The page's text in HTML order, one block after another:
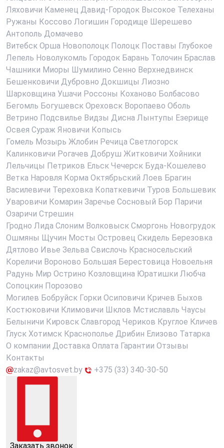
Ляховичи Каменец Давид-Городок Высокое Телеханы
Ружаны Коссово Логишин Городище Шерешево
Антополь Домачево
Витебск Орша Новополоцк Полоцк Поставы Глубокое
Лепель Новолукомль Городок Барань Толочин Браслав
Чашники Миоры Шумилино Сенно Верхнедвинск
Бешенковичи Дубровно Докшицы Лиозно
Шарковщина Ушачи Россоны Коханово Болбасово
Бегомль Богушевск Ореховск Воропаево Оболь
Ветрино Подсвилье Видзы Дисна Лынтупы Езерище
Освея Сураж Яновичи Копысь
Гомель Мозырь Жлобин Речица Светлогорск
Калинковичи Рогачев Добруш Житковичи Хойники
Лельчицы Петриков Ельск Чечерск Буда-Кошелево
Ветка Наровля Корма Октябрьский Лоев Брагин
Василевичи Тереховка Копаткевичи Туров Большевик
Уваровичи Комарин Заречье Сосновый Бор Паричи
Озаричи Стрешин
Гродно Лида Слоним Волковыск Сморгонь Новогрудок
Ошмяны Щучин Мосты Островец Скидель Березовка
Дятлово Ивье Зельва Свислочь Красносельский
Кореличи Вороново Большая Берестовица Новоельня
Радунь Мир Острино Козловщина Юратишки Любча
Сопоцкин Порозово
Могилев Бобруйск Горки Осиповичи Кричев Быхов
Костюковичи Климовичи Шклов Мстиславль Чаусы
Белыничи Кировск Славгород Чериков Круглое Кличев
Глуск Хотимск Краснополье Дрибин Елизово Татарка
О компании Доставка Оплата Гарантии Отзывы
Контакты
zakaz@avtosvet.by
+375 (33) 340-30-50
Заказать звонок